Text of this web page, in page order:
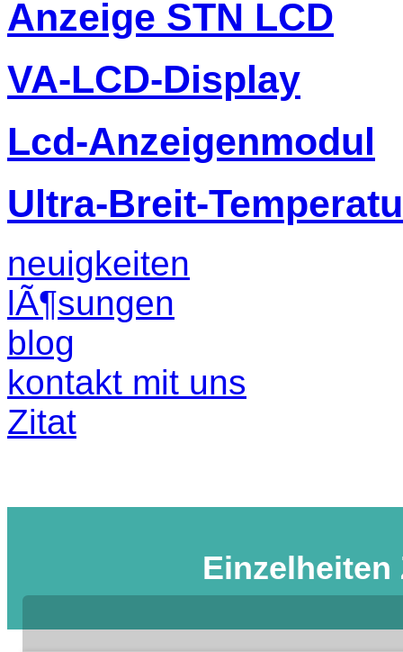
Anzeige STN LCD
VA-LCD-Display
Lcd-Anzeigenmodul
Ultra-Breit-
neuigkeiten
lÃ¶sungen
blog
kontakt mit uns
Zitat
Einzelheiten